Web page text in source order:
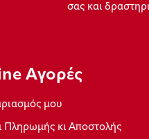
σας και
Αγορές
μου
Πληρωμής κι Αποστολής